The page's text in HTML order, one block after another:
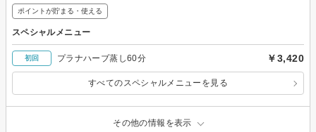
ポイントが貯まる・使える
スペシャルメニュー
初回 プラナハーブ蒸し60分 ￥3,420
すべてのスペシャルメニューを見る
その他の情報を表示